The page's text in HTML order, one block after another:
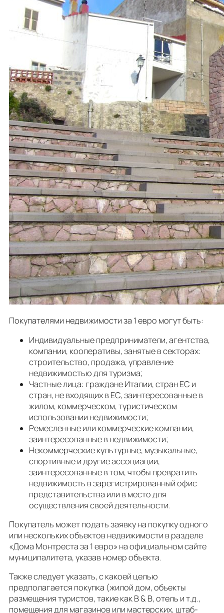
Покупателями недвижимости за 1 евро могут быть:
Индивидуальные предприниматели, агентства,
компании, кооперативы, занятые в секторах:
строительство, продажа, управление
недвижимостью для туризма;
Частные лица: граждане Италии, стран ЕС и
стран, не входящих в ЕС, заинтересованные в
жилом, коммерческом, туристическом
использовании недвижимости;
Ремесленные или коммерческие компании,
заинтересованные в недвижимости;
Некоммерческие культурные, музыкальные,
спортивные и другие ассоциации,
заинтересованные в том, чтобы превратить
недвижимость в зарегистрированный офис
представительства или в место для
осуществления своей деятельности.
Покупатель может подать заявку на покупку одного
или нескольких объектов недвижимости в разделе
«Дома Монтреста за 1 евро» на официальном сайте
муниципалитета, указав номер объекта.
Также следует указать, с какоей целью
предполагается покупка (жилой дом, объекты
размещения туристов, такие как B & B, отель и т.д.,
помещения для магазинов или мастерских, штаб-